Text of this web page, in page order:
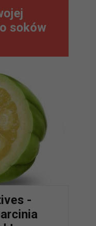
soków
-